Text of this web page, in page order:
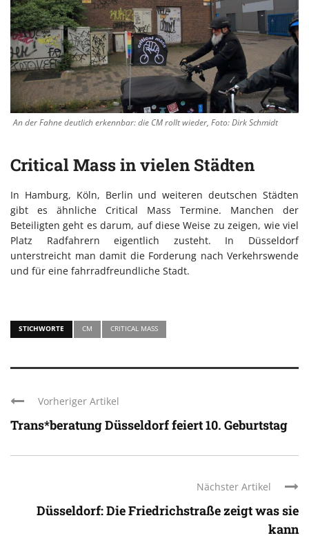
An der Fahne deutlich erkennbar: die CM rollt wieder, Foto: Dirk Schmidt
Critical Mass in vielen Städten
In Hamburg, Köln, Berlin und weiteren deutschen Städten
gibt es ähnliche Critical Mass Termine. Manchen der
Beteiligten geht es darum, auf diese Weise zu zeigen, wie viel
Platz Radfahrern eigentlich zusteht. In Düsseldorf
unterstreicht man damit die Forderung nach Verkehrswende
und für eine fahrradfreundliche Stadt.
STICHWORTE CM CRITICAL MASS
Vorheriger Artikel
Trans*beratung Düsseldorf feiert 10. Geburtstag
Nächster Artikel
Düsseldorf: Die Friedrichstraße zeigt was sie
kann